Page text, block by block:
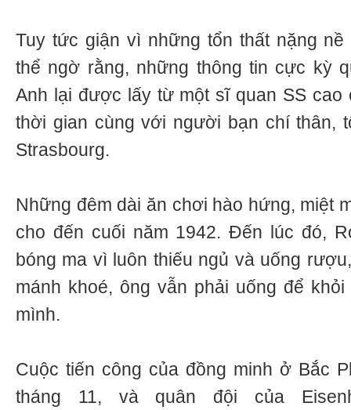
Tuy tức giận vì những tổn thất nặng
thể ngờ rằng, những thông tin cực kỳ
Anh lại được lấy từ một sĩ quan SS cao
thời gian cùng với người bạn chí thân,
Strasbourg.
Những đêm dài ăn chơi hào hứng, miệt
cho đến cuối năm 1942. Đến lúc đó,
bóng ma vì luôn thiếu ngủ và uống
mánh khoé, ông vẫn phải uống để
mình.
Cuộc tiến công của đồng minh ở Bắc
tháng 11, và quân đội của